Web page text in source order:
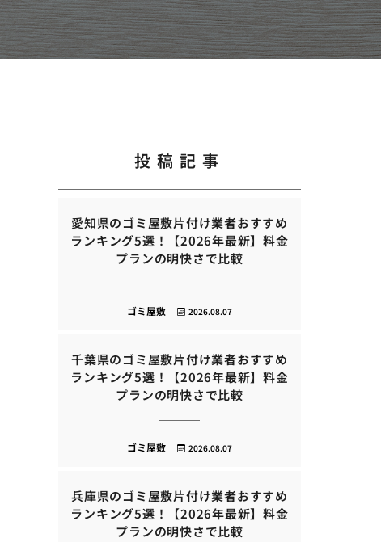
投稿記事
愛知県のゴミ屋敷片付け業者おすすめ
ランキング5選！【2026年最新】料金
プランの明快さで比較
2026.08.07
ゴミ屋敷
千葉県のゴミ屋敷片付け業者おすすめ
ランキング5選！【2026年最新】料金
プランの明快さで比較
2026.08.07
ゴミ屋敷
兵庫県のゴミ屋敷片付け業者おすすめ
ランキング5選！【2026年最新】料金
プランの明快さで比較